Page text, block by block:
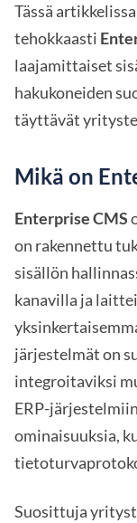
Tässä
tehokkaasti
laajamittaiset
hakukoneiden
täyttävät
Mikä on
Enterprise CMS
on rakennettu
sisällön
kanavilla ja
järjestelmät on
integroitaviksi
ERP-
ominaisuuksia,
Suosittuja